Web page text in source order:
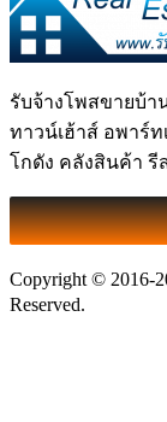
รับจ้างโพสขายบ้
ทาวน์เฮ้าส์ อพาร์
โกดัง คลังสินค้า
Copyright © 2016-
Reserved.